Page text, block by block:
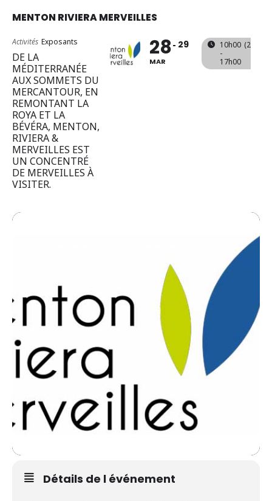
MENTON RIVIERA MERVEILLES
Activités Exposants
DE LA
MÉDITERRANÉE
AUX SOMMETS DU
MERCANTOUR, EN
REMONTANT LA
ROYA ET LA
BÉVÉRA, MENTON,
RIVIERA &
MERVEILLES EST
UN CONCENTRÉ
DE MERVEILLES À
VISITER.
28
MAR
29
10h00
-
17h00
(29)
Détails de l événement